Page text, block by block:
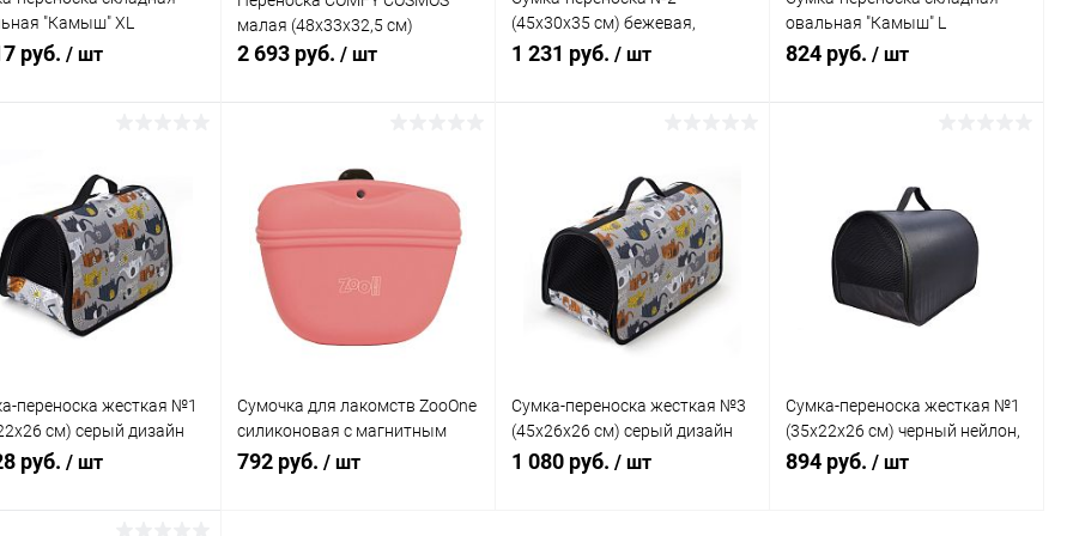
"Камыш" XL
см), для собак и
руб. / шт
Купить в 1
Сравнение
избранное В наличии
малая (48х33х32,5 см)
2 693 руб. / шт
клик
Сравнение
В избранное В наличии
(45х30х35 см) бежевая,
дизайн "Коты"
1 231 руб. / шт
Купить в 1
Сравнение
В избранное В наличии
овальная "Камыш" L
(44х23х25 см), для собак и
824 руб. / шт
Купить в 1
Сравнение
В избранное В наличии
переноска жесткая №1
см) серый дизайн
без ремня
руб. / шт
Сумочка для лакомств ZooOne
силиконовая с магнитным
замком (КРАСНАЯ)
792 руб. / шт
Сумка-переноска жесткая №3
(45х26х26 см) серый дизайн
"Слоники", без ремня
1 080 руб. / шт
Сумка-переноска жесткая №1
(35х22х26 см) черный нейлон,
без ремня
894 руб. / шт